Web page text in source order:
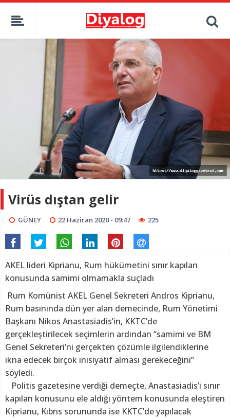
Virüs dıştan gelir
GÜNEY 22 Haziran 2020 - 09:47 225
AKEL lideri Kiprianu, Rum hükümetini sınır kapıları
konusunda samimi olmamakla suçladı
Rum Komünist AKEL Genel Sekreteri Andros Kiprianu,
Rum basınında dün yer alan demecinde, Rum Yönetimi
Başkanı Nikos Anastasiadis’in, KKTC’de
gerçekleştirilecek seçimlerin ardından “samimi ve BM
Genel Sekreteri’ni gerçekten çözümle ilgilendiklerine
ikna edecek birçok inisiyatif alması gerekeceğini”
söyledi.
Politis gazetesine verdiği demeçte, Anastasiadis’i sınır
kapıları konusunu ele aldığı yöntem konusunda eleştiren
Kiprianu, Kıbrıs sorununda ise KKTC’de yapılacak